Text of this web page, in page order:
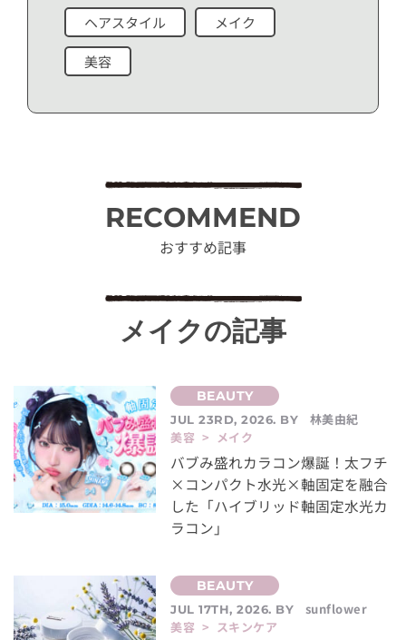
ヘアスタイル メイク
美容
RECOMMEND
おすすめ記事
メイクの記事
JUL 23RD, 2026. BY
林美由紀
美容 > メイク
バブみ盛れカラコン爆誕！太フチ
×コンパクト水光×軸固定を融合
した「ハイブリッド軸固定水光カ
ラコン」
JUL 17TH, 2026. BY
sunflower
美容 > スキンケア